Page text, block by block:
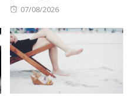
Posted
07/08/2026